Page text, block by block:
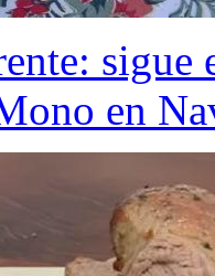
sigue
en